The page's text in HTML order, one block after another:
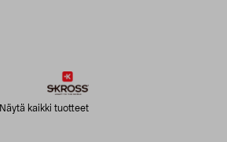
Näytä kaikki tuotteet